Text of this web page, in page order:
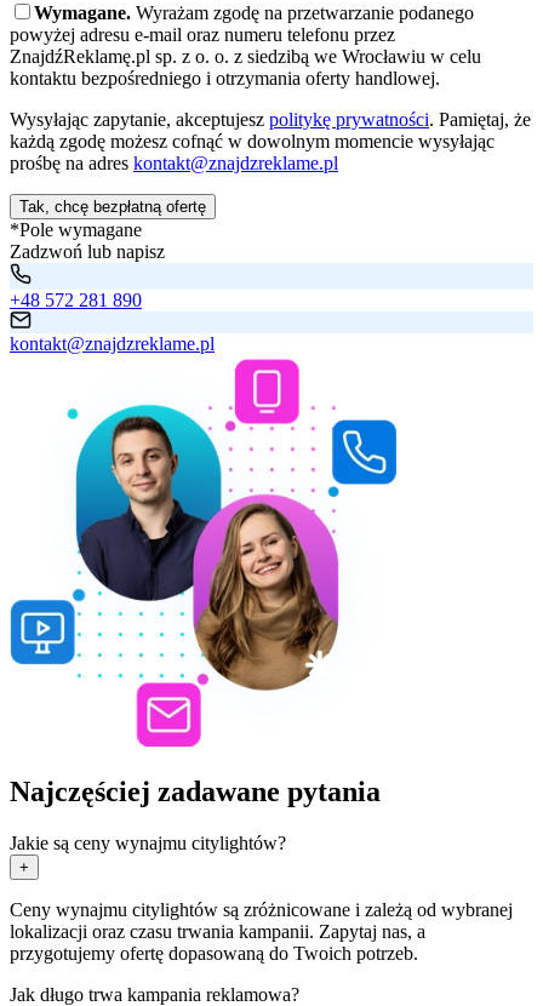
Wymagane. Wyrażam zgodę na przetwarzanie podanego
powyżej adresu e-mail oraz numeru telefonu przez
ZnajdźReklamę.pl sp. z o. o. z siedzibą we Wrocławiu w celu
kontaktu bezpośredniego i otrzymania oferty handlowej.
Wysyłając zapytanie, akceptujesz politykę prywatności. Pamiętaj, że
każdą zgodę możesz cofnąć w dowolnym momencie wysyłając
prośbę na adres kontakt@znajdzreklame.pl
Tak, chcę bezpłatną ofertę
*Pole wymagane
Zadzwoń lub napisz
+48 572 281 890
kontakt@znajdzreklame.pl
Najczęściej zadawane pytania
Jakie są ceny wynajmu citylightów?
+
Ceny wynajmu citylightów są zróżnicowane i zależą od wybranej
lokalizacji oraz czasu trwania kampanii. Zapytaj nas, a
przygotujemy ofertę dopasowaną do Twoich potrzeb.
Jak długo trwa kampania reklamowa?